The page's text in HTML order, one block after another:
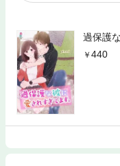
過保護
440